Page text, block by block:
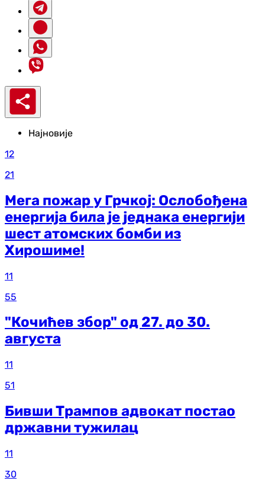
Најновије
12
21
Мега пожар у Грчкој: Ослобођена
енергија била је једнака енергији
шест атомских бомби из
Хирошиме!
11
55
"Кочићев збор" од 27. до 30.
августа
11
51
Бивши Трампов адвокат постао
државни тужилац
11
30